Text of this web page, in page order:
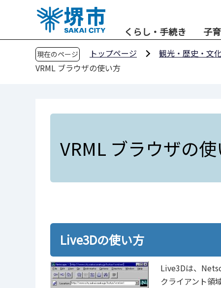
くらし・手続き 子
現在のページ トップページ 観光・歴史・文化
VRML ブラウザの使い方
VRML ブラウザの
Live3Dの使い方
Live3Dは、
クライアント領